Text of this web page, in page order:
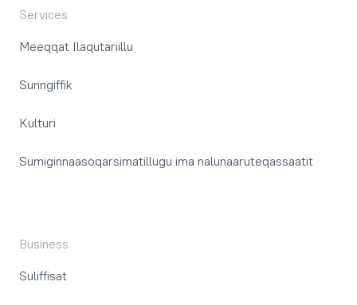
Services
Meeqqat Ilaqutariillu
Sunngiffik
Kulturi
Sumiginnaasoqarsimatillugu ima nalunaaruteqassaatit
Business
Suliffisat